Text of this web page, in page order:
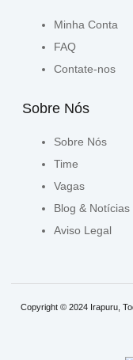
Minha Conta
FAQ
Contate-nos
Sobre Nós
Sobre Nós
Time
Vagas
Blog & Notícias
Aviso Legal
Copyright © 2024 Irapuru,